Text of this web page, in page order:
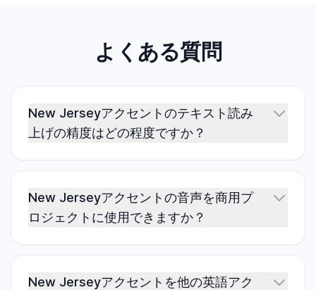
よくある質問
New Jerseyアクセントのテキスト読み
上げの精度はどの程度ですか？
New Jerseyアクセントの音声を商用プ
ロジェクトに使用できますか？
New Jerseyアクセントを他の英語アク